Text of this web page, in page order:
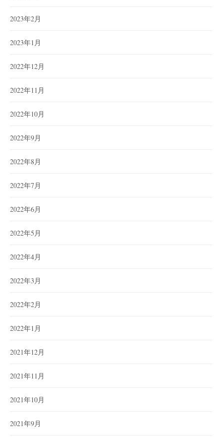
2023年2月
2023年1月
2022年12月
2022年11月
2022年10月
2022年9月
2022年8月
2022年7月
2022年6月
2022年5月
2022年4月
2022年3月
2022年2月
2022年1月
2021年12月
2021年11月
2021年10月
2021年9月